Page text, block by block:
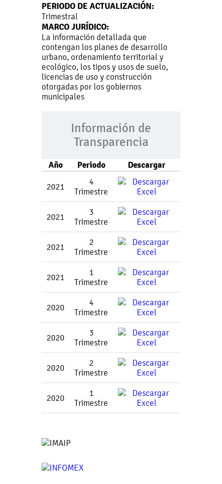
PERIODO DE ACTUALIZACIÓN:
Trimestral
MARCO JURÍDICO:
La información detallada que
contengan los planes de desarrollo
urbano, ordenamiento territorial y
ecológico, los tipos y usos de suelo,
licencias de uso y construcción
otorgadas por los gobiernos
municipales
Información de
Transparencia
Año Periodo Descargar
2021
4
Trimestre
2021
3
Trimestre
2021
2
Trimestre
2021
1
Trimestre
2020
4
Trimestre
2020
3
Trimestre
2020
2
Trimestre
2020
1
Trimestre